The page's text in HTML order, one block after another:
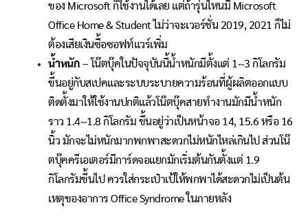
ของ Microsoft ก็ใช้งานได้เลย แต่ถ้ารุ่นไหนมี Microsoft
Office Home & Student ไม่ว่าจะเวอร์ชั่น 2019, 2021 ก็ไม่
ต้องเสียเงินซื้อซอฟท์แวร์เพิ่ม
น้ำหนัก – โน๊ตบุ๊คในปัจจุบันนี้น้ำหนักมีตั้งแต่ 1~3 กิโลกรัม
ขึ้นอยู่กับสเปคและระบบระบายความร้อนที่ผู้ผลิตออกแบบ
ติดตั้งมาให้ใช้งานปกติแล้วโน๊ตบุ๊คสายทำงานมักมีน้ำหนัก
ราว 1.4~1.8 กิโลกรัม ขึ้นอยู่ว่าเป็นหน้าจอ 14, 15.6 หรือ 16
นิ้ว มักจะไม่หนักมากพกพาสะดวกไม่หนักไหล่เกินไป ส่วนโน๊
ตบุ๊คครีเอเตอร์มีการ์ดจอแยกมักเริ่มต้นกันตั้งแต่ 1.9
กิโลกรัมขึ้นไป ควรใส่กระเป๋าเป้ให้พกพาได้สะดวกไม่เป็นต้น
เหตุของอาการ Office Syndrome ในภายหลัง